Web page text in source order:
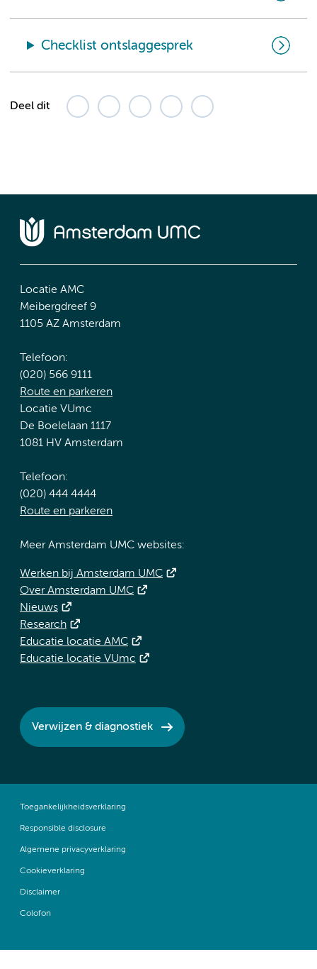
Checklist ontslaggesprek
Deel dit
Locatie AMC
Meibergdreef 9
1105 AZ Amsterdam
Telefoon:
(020) 566 9111
Route en parkeren
Locatie VUmc
De Boelelaan 1117
1081 HV Amsterdam
Telefoon:
(020) 444 4444
Route en parkeren
Meer Amsterdam UMC websites:
Werken bij Amsterdam UMC
Over Amsterdam UMC
Nieuws
Research
Educatie locatie AMC
Educatie locatie VUmc
Verwijzen & diagnostiek
Toegankelijkheidsverklaring
Responsible disclosure
Algemene privacyverklaring
Cookieverklaring
Disclaimer
Colofon